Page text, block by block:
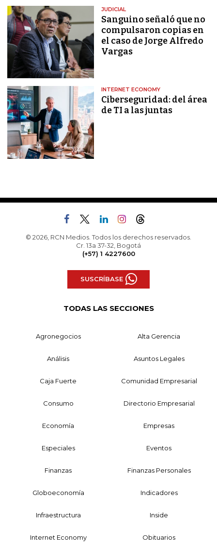
JUDICIAL
Sanguino señaló que no
compulsaron copias en
el caso de Jorge Alfredo
Vargas
INTERNET ECONOMY
Ciberseguridad: del área
de TI a las juntas
© 2026, RCN Medios. Todos los derechos reservados.
Cr. 13a 37-32, Bogotá
(+57) 1 4227600
SUSCRÍBASE
TODAS LAS SECCIONES
Agronegocios Alta Gerencia
Análisis Asuntos Legales
Caja Fuerte Comunidad Empresarial
Consumo Directorio Empresarial
Economía Empresas
Especiales Eventos
Finanzas Finanzas Personales
Globoeconomía Indicadores
Infraestructura Inside
Internet Economy Obituarios